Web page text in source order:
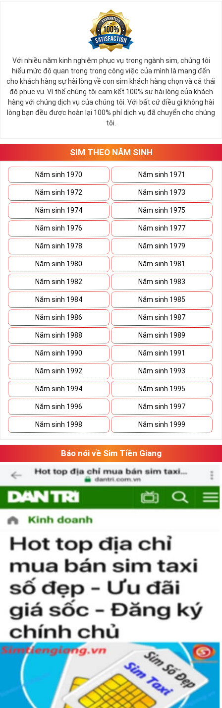
Với nhiều năm kinh nghiệm phục vụ trong ngành sim, chúng tôi
hiểu mức độ quan trọng trong công việc của mình là mang đến
cho khách hàng sự hài lòng về con sim khách hàng chọn và cả thái
độ phục vụ. Vì thế chúng tôi cam kết 100% sự hài lòng của khách
hàng với chúng dịch vụ của chúng tôi. Với bất cứ điều gì không hài
lòng bạn đều được hoàn lại 100% phí dịch vụ đã chuyển cho chúng
tôi.
SIM THEO NĂM SINH
Năm sinh 1970 Năm sinh 1971
Năm sinh 1972 Năm sinh 1973
Năm sinh 1974 Năm sinh 1975
Năm sinh 1976 Năm sinh 1977
Năm sinh 1978 Năm sinh 1979
Năm sinh 1980 Năm sinh 1981
Năm sinh 1982 Năm sinh 1983
Năm sinh 1984 Năm sinh 1985
Năm sinh 1986 Năm sinh 1987
Năm sinh 1988 Năm sinh 1989
Năm sinh 1990 Năm sinh 1991
Năm sinh 1992 Năm sinh 1993
Năm sinh 1994 Năm sinh 1995
Năm sinh 1996 Năm sinh 1997
Năm sinh 1998 Năm sinh 1999
Báo nói về Sim Tiền Giang